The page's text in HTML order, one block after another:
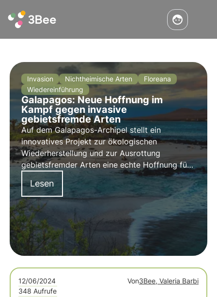
Invasion Nichtheimische Arten
Floreana
Wiedereinführung
Galapagos: Neue Hoffnung im
Kampf gegen invasive
gebietsfremde Arten
Auf dem Galapagos-Archipel stellt ein
innovatives Projekt zur ökologischen
Wiederherstellung und zur Ausrottung
gebietsfremder Arten eine echte Hoffnung für
das Überleben mehrerer Arten dar, darunter
auch für Darwins Finken.
Lesen
12/06/2024 Von3Bee, Valeria Barbi
348 Aufrufe